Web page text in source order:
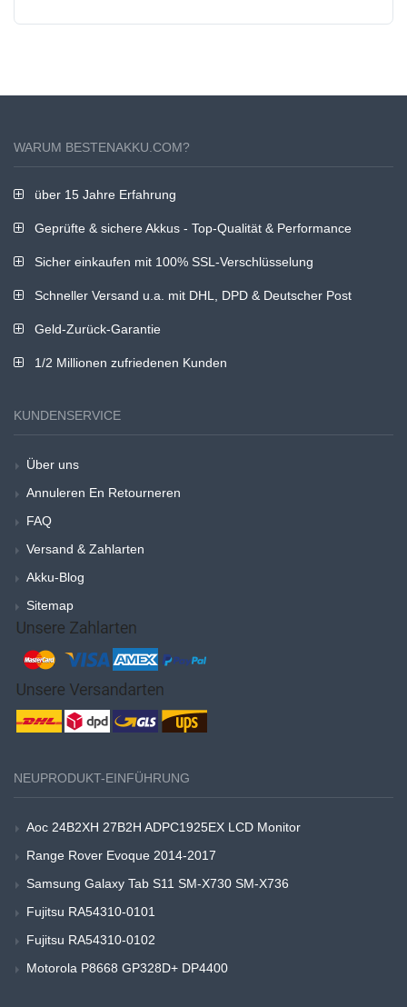
WARUM BESTENAKKU.COM?
über 15 Jahre Erfahrung
Geprüfte & sichere Akkus - Top-Qualität & Performance
Sicher einkaufen mit 100% SSL-Verschlüsselung
Schneller Versand u.a. mit DHL, DPD & Deutscher Post
Geld-Zurück-Garantie
1/2 Millionen zufriedenen Kunden
KUNDENSERVICE
Über uns
Annuleren En Retourneren
FAQ
Versand & Zahlarten
Akku-Blog
Sitemap
NEUPRODUKT-EINFÜHRUNG
Aoc 24B2XH 27B2H ADPC1925EX LCD Monitor
Range Rover Evoque 2014-2017
Samsung Galaxy Tab S11 SM-X730 SM-X736
Fujitsu RA54310-0101
Fujitsu RA54310-0102
Motorola P8668 GP328D+ DP4400